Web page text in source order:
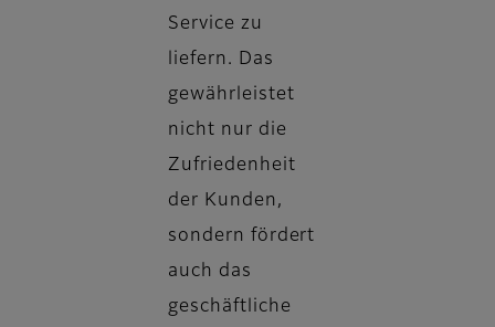
Service zu
liefern. Das
gewährleistet
nicht nur die
Zufriedenheit
der Kunden,
sondern fördert
auch das
geschäftliche